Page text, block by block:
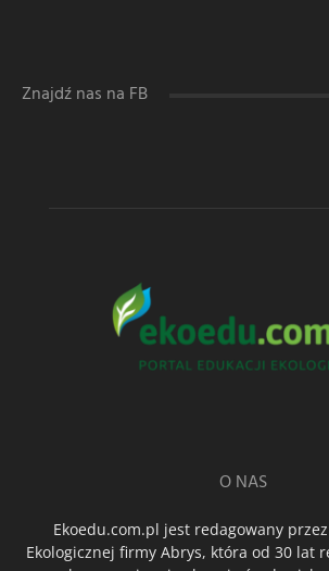
Znajdź nas na FB
O NAS
Ekoedu.com.pl jest redagowany przez
Ekologicznej firmy Abrys, która od 30 lat